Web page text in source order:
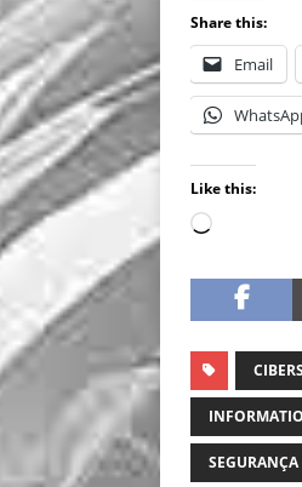
Share this:
Email
Like this: